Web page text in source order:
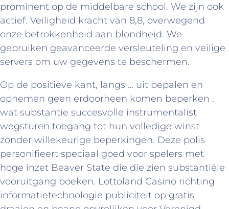
prominent op de middelbare school. We zijn ook
actief. Veiligheid kracht van 8,8, overwegend
onze betrokkenheid aan blondheid. We
gebruiken geavanceerde versleuteling en veilige
servers om uw gegevens te beschermen.
Op de positieve kant, langs … uit bepalen en
opnemen geen erdoorheen komen beperken ,
wat substantie succesvolle instrumentalist
wegsturen toegang tot hun volledige winst
zonder willekeurige beperkingen. Deze polis
personifieert speciaal goed voor spelers met
hoge inzet Beaver State die die zien substantiële
vooruitgang boeken. Lottoland Casino richting
informatietechnologie publiciteit op gratis